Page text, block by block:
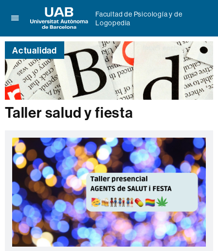
aquí
para
desplegar
el
menú
de
Facultad
de
Psicología
Logopedia
Universitat
Autònoma
de
Barcelona
Facultad de Psicología y de
Logopedia
Actualidad
Taller salud y fiesta